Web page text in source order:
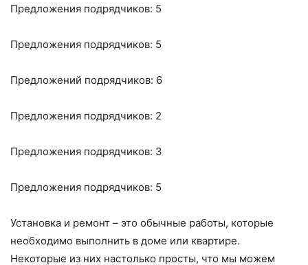
Предложения подрядчиков: 5
Предложения подрядчиков: 5
Предложений подрядчиков: 6
Предложения подрядчиков: 2
Предложения подрядчиков: 3
Предложения подрядчиков: 5
Установка и ремонт – это обычные работы, которые
необходимо выполнить в доме или квартире.
Некоторые из них настолько просты, что мы можем